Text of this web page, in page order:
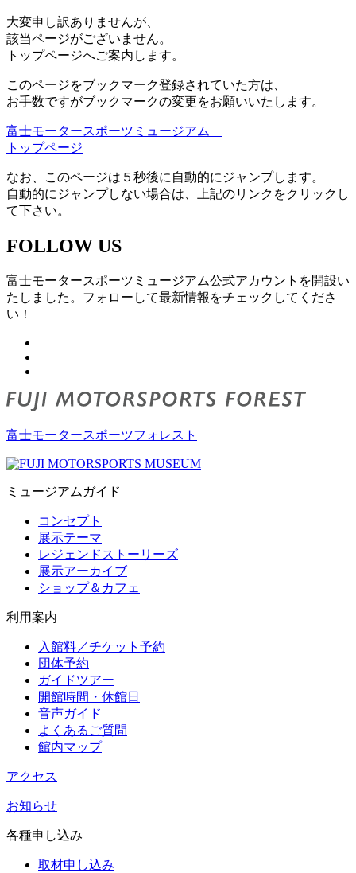
大変申し訳ありませんが、
該当ページがございません。
トップページへご案内します。
このページをブックマーク登録されていた方は、
お手数ですがブックマークの変更をお願いいたします。
富士モータースポーツミュージアム
トップページ
なお、このページは５秒後に自動的にジャンプします。
自動的にジャンプしない場合は、上記のリンクをクリックし
て下さい。
FOLLOW US
富士モータースポーツミュージアム公式アカウントを開設い
たしました。フォローして最新情報をチェックしてくださ
い！
富士モータースポーツフォレスト
ミュージアムガイド
コンセプト
展示テーマ
レジェンドストーリーズ
展示アーカイブ
ショップ＆カフェ
利用案内
入館料／チケット予約
団体予約
ガイドツアー
開館時間・休館日
音声ガイド
よくあるご質問
館内マップ
アクセス
お知らせ
各種申し込み
取材申し込み